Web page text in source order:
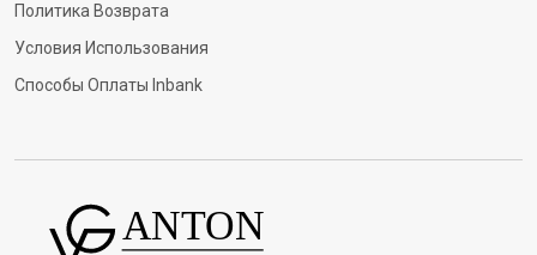
Политика Возврата
Условия Использования
Способы Оплаты Inbank